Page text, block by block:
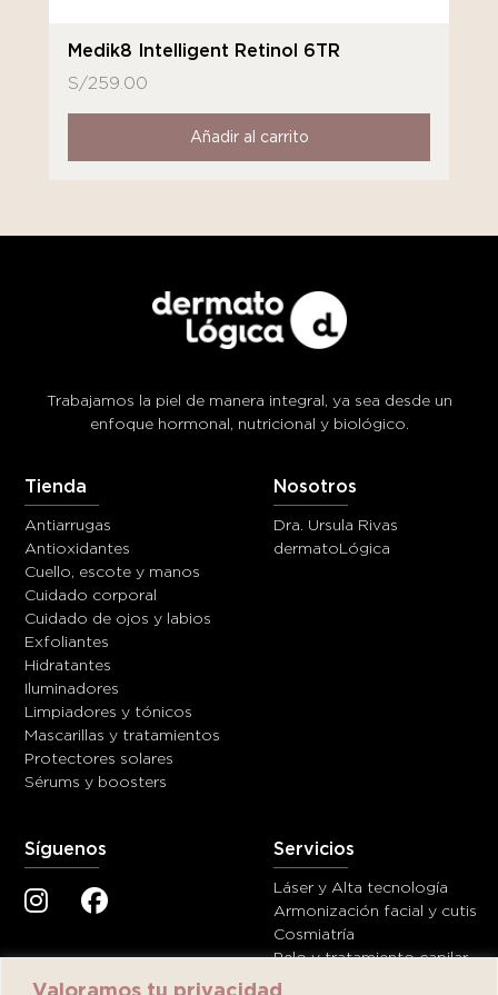
Valoramos tu privacidad
Medik8 Intelligent Retinol 6TR
S/259.00
Añadir al carrito
Trabajamos la piel de manera integral, ya sea desde un
enfoque hormonal, nutricional y biológico.
Tienda
Antiarrugas
Antioxidantes
Cuello, escote y manos
Cuidado corporal
Cuidado de ojos y labios
Exfoliantes
Hidratantes
Iluminadores
Limpiadores y tónicos
Mascarillas y tratamientos
Protectores solares
Sérums y boosters
Nosotros
Dra. Ursula Rivas
dermatoLógica
Síguenos Servicios
Láser y Alta tecnología
Armonización facial y cutis
Cosmiatría
Pelo y tratamiento capilar